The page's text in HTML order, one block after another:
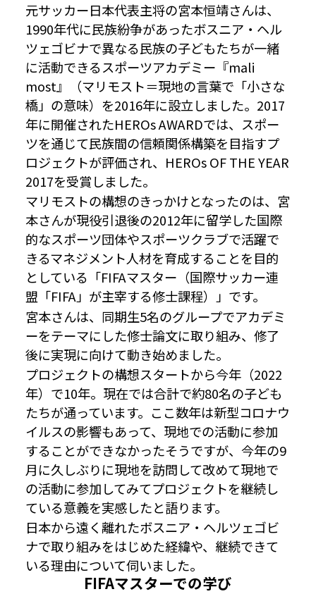
元サッカー日本代表主将の宮本恒靖さんは、
1990年代に民族紛争があったボスニア・ヘル
ツェゴビナで異なる民族の子どもたちが一緒
に活動できるスポーツアカデミー『mali
most』（マリモスト＝現地の言葉で「小さな
橋」の意味）を2016年に設立しました。2017
年に開催されたHEROs AWARDでは、スポー
ツを通じて民族間の信頼関係構築を目指すプ
ロジェクトが評価され、HEROs OF THE YEAR
2017を受賞しました。
マリモストの構想のきっかけとなったのは、宮
本さんが現役引退後の2012年に留学した国際
的なスポーツ団体やスポーツクラブで活躍で
きるマネジメント人材を育成することを目的
としている「FIFAマスター（国際サッカー連
盟「FIFA」が主宰する修士課程）」です。
宮本さんは、同期生5名のグループでアカデミ
ーをテーマにした修士論文に取り組み、修了
後に実現に向けて動き始めました。
プロジェクトの構想スタートから今年（2022
年）で10年。現在では合計で約80名の子ども
たちが通っています。ここ数年は新型コロナウ
イルスの影響もあって、現地での活動に参加
することができなかったそうですが、今年の9
月に久しぶりに現地を訪問して改めて現地で
の活動に参加してみてプロジェクトを継続し
ている意義を実感したと語ります。
日本から遠く離れたボスニア・ヘルツェゴビ
ナで取り組みをはじめた経緯や、継続できて
いる理由について伺いました。
FIFAマスターでの学び